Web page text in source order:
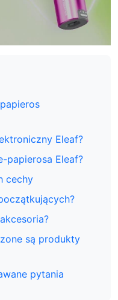
Eleaf?
papierosa Eleaf?
cechy
są produkty
pytania